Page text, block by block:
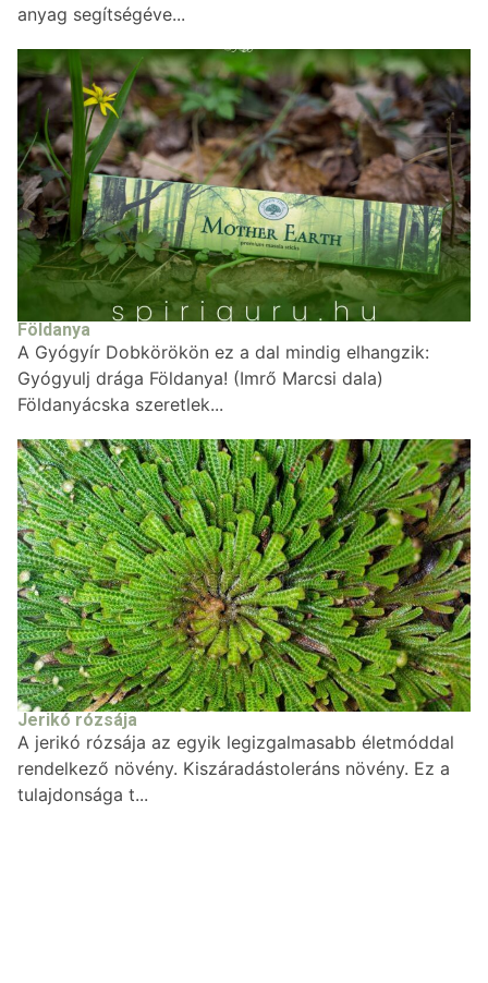
anyag segítségéve...
Földanya
A Gyógyír Dobkörökön ez a dal mindig elhangzik:
Gyógyulj drága Földanya! (Imrő Marcsi dala)
Földanyácska szeretlek...
Jerikó rózsája
A jerikó rózsája az egyik legizgalmasabb életmóddal
rendelkező növény. Kiszáradástoleráns növény. Ez a
tulajdonsága t...